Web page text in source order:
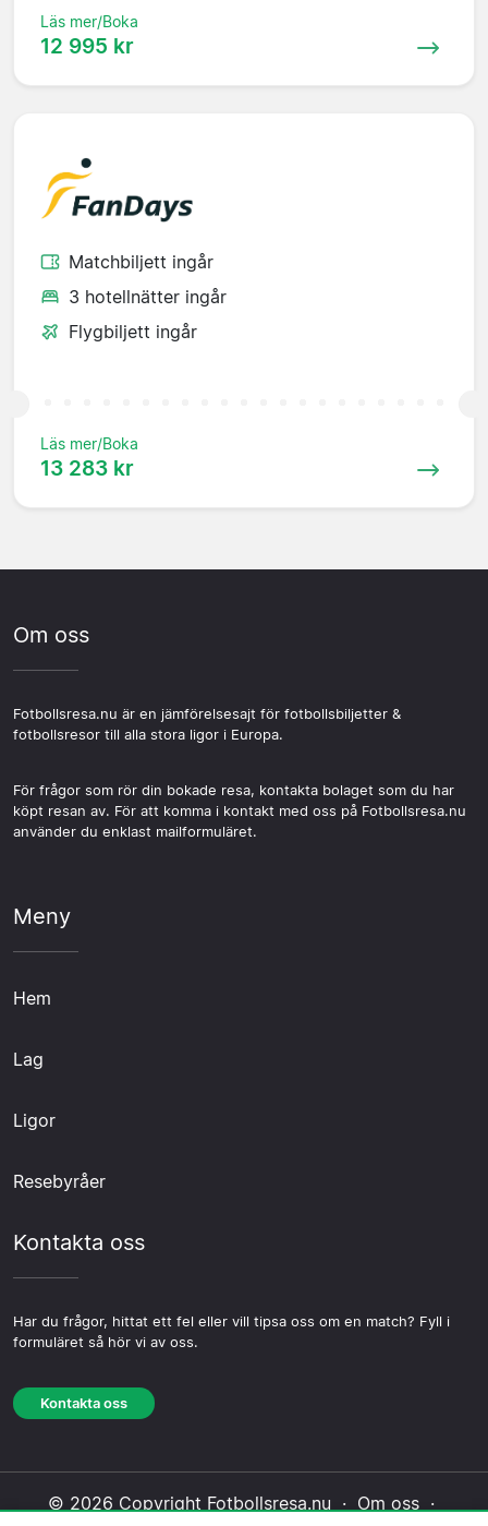
Läs mer/Boka
12 995 kr
Matchbiljett ingår
3 hotellnätter ingår
Flygbiljett ingår
Läs mer/Boka
13 283 kr
Om oss
Fotbollsresa.nu är en jämförelsesajt för fotbollsbiljetter &
fotbollsresor till alla stora ligor i Europa.
För frågor som rör din bokade resa, kontakta bolaget som du har
köpt resan av. För att komma i kontakt med oss på Fotbollsresa.nu
använder du enklast mailformuläret.
Meny
Hem
Lag
Ligor
Resebyråer
Kontakta oss
Har du frågor, hittat ett fel eller vill tipsa oss om en match? Fyll i
formuläret så hör vi av oss.
Kontakta oss
© 2026 Copyright Fotbollsresa.nu · Om oss ·